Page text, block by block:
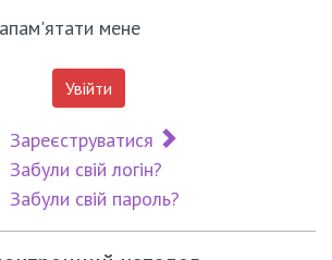
мене
Увійти
Зареєструватися
Забули свій логін?
Забули свій пароль?